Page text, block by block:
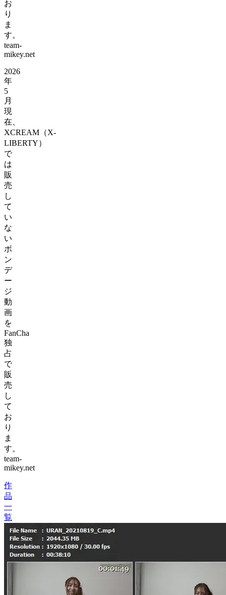
お
り
ま
す。
team-
mikey.net
2026
年
5
月
現
在、
XCREAM（X-
LIBERTY）
で
は
販
売
し
て
い
な
い
ボ
ン
デ
ー
ジ
動
画
を
FanCha
独
占
で
販
売
し
て
お
り
ま
す。
team-
mikey.net
作
品
一
覧